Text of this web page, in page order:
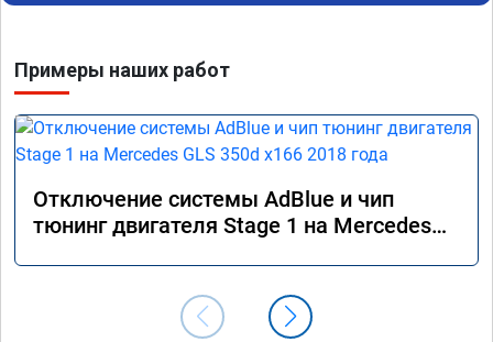
Примеры наших работ
Отключение системы AdBlue и чип
тюнинг двигателя Stage 1 на Mercedes